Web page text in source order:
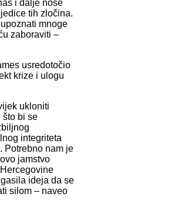
i dalje nose
tih zločina.
mnoge
zaboraviti –
usredotočio
krize i ulogu
ukloniti
što bi se
integriteta
Potrebno nam je
jamstvo
ideja da se
silom – naveo